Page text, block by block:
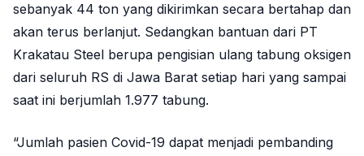
sebanyak 44 ton yang dikirimkan secara bertahap dan
akan terus berlanjut. Sedangkan bantuan dari PT
Krakatau Steel berupa pengisian ulang tabung oksigen
dari seluruh RS di Jawa Barat setiap hari yang sampai
saat ini berjumlah 1.977 tabung.
“Jumlah pasien Covid-19 dapat menjadi pembanding